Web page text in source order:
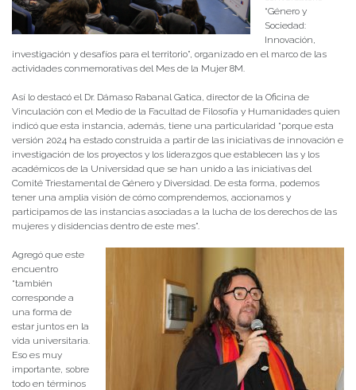
“Género y
Sociedad:
Innovación,
investigación y desafíos para el territorio”, organizado en el marco de las
actividades conmemorativas del Mes de la Mujer 8M.
Así lo destacó el Dr. Dámaso Rabanal Gatica, director de la Oficina de
Vinculación con el Medio de la Facultad de Filosofía y Humanidades quien
indicó que esta instancia, además, tiene una particularidad “porque esta
versión 2024 ha estado construida a partir de las iniciativas de innovación e
investigación de los proyectos y los liderazgos que establecen las y los
académicos de la Universidad que se han unido a las iniciativas del
Comité Triestamental de Género y Diversidad. De esta forma, podemos
tener una amplia visión de cómo comprendemos, accionamos y
participamos de las instancias asociadas a la lucha de los derechos de las
mujeres y disidencias dentro de este mes”.
Agregó que este
encuentro
“también
corresponde a
una forma de
estar juntos en la
vida universitaria.
Eso es muy
importante, sobre
todo en términos